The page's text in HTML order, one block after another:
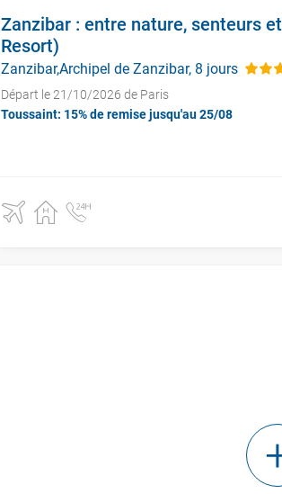
Zanzibar : entre nature, senteurs
Resort)
Zanzibar,Archipel de Zanzibar, 8 jours
Départ le 21/10/2026 de Paris
Toussaint: 15% de remise jusqu'au 25/08